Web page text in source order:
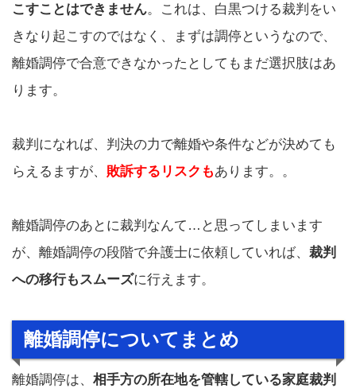
こすことはできません。これは、白黒つける裁判をい
きなり起こすのではなく、まずは調停というなので、
離婚調停で合意できなかったとしてもまだ選択肢はあ
ります。
裁判になれば、判決の力で離婚や条件などが決めても
らえるますが、 敗訴するリスクもあります。。
離婚調停のあとに裁判なんて…と思ってしまいます
が、離婚調停の段階で弁護士に依頼していれば、 裁判
への移行もスムーズに行えます。
離婚調停についてまとめ
離婚調停は、 相手方の所在地を管轄している家庭裁判